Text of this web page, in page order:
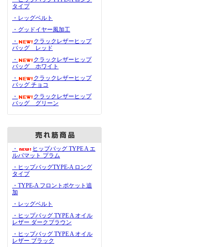
タイプ
・レッグベルト
・グッドイヤー風加工
・
クラックレザーヒップ
バッグ レッド
・
クラックレザーヒップ
バッグ ホワイト
・
クラックレザーヒップ
バッグ チョコ
・
クラックレザーヒップ
バッグ グリーン
・
ヒップバッグ TYPE A エ
ルバマット プラム
・ヒップバッグTYPE-A ロング
タイプ
・TYPE-A フロントポケット追
加
・レッグベルト
・ヒップバッグ TYPE A オイル
レザー ダークブラウン
・ヒップバッグ TYPE A オイル
レザー ブラック